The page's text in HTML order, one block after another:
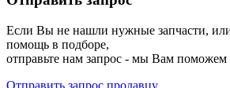
Если Вы не нашли нужные запчасти,
помощь в подборе,
отправьте нам запрос - мы Вам поможем
Отправить запрос продавцу